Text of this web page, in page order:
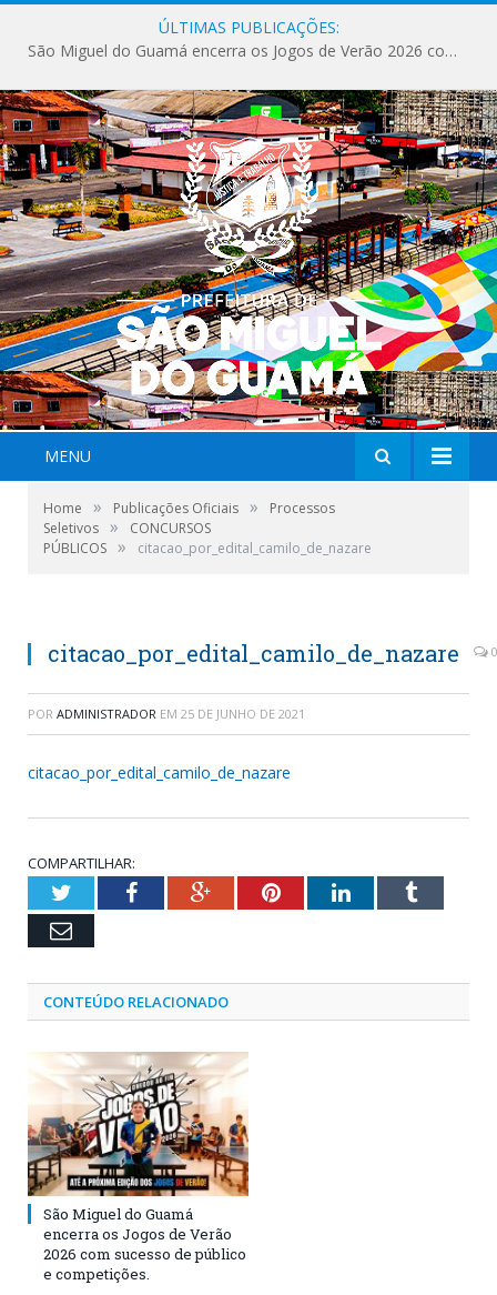
ÚLTIMAS PUBLICAÇÕES:
São Miguel do Guamá encerra os Jogos de Verão 2026 com sucesso de público e competições.
MENU
Home » Publicações Oficiais »
Processos
Seletivos »
CONCURSOS
PÚBLICOS » citacao_por_edital_camilo_de_nazare
citacao_por_edital_camilo_de_nazare 0
POR ADMINISTRADOR EM 25 DE JUNHO DE 2021
citacao_por_edital_camilo_de_nazare
COMPARTILHAR:
TwitterFacebookGoogle+PinterestLinkedInTumblr
Email
CONTEÚDO RELACIONADO
São Miguel do Guamá
encerra os Jogos de Verão
2026 com sucesso de público
e competições.